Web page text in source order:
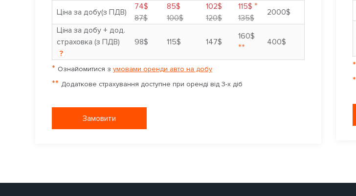
Ціна за добу(з ПДВ)
74$
87$
85$
100$
102$
120$
115$ *
135$
2000$
Ціна за добу + дод.
страховка (з ПДВ)
?
98$ 115$ 147$
160$
** 400$
* Ознайомитися з умовами оренди авто на добу
** Додаткове страхування доступне при оренді від 3-х діб
Замовити
*